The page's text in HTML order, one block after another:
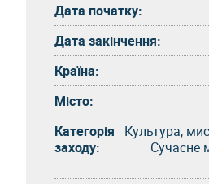
Дата початку:
Дата закінчення:
Країна:
Місто:
Категорія
заходу:
Культура,
Сучасне